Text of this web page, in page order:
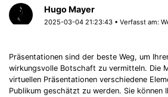
Hugo Mayer
2025-03-04 21:23:43 • Verfasst am:
Präsentationen sind der beste Weg, um
wirkungsvolle Botschaft zu vermitteln. Die
virtuellen Präsentationen verschiedene
Publikum geschätzt zu werden. Sie